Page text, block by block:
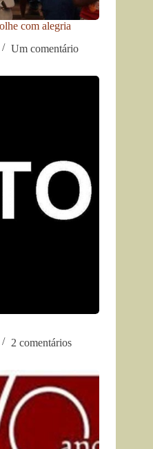
com alegria
Um comentário
2 comentários